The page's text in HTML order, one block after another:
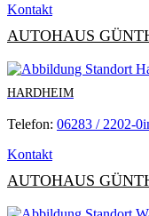
Kontakt
AUTOHAUS
HARDHEIM
Telefon: 06283 / 2202-0
Kontakt
AUTOHAUS